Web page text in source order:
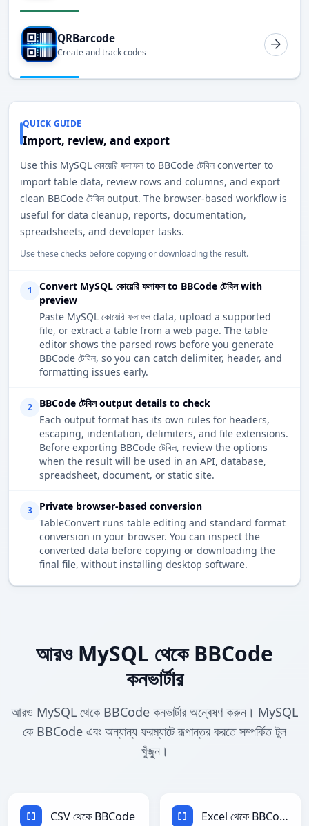
QRBarcode
Create and track codes
QUICK GUIDE
Import, review, and export
Use this MySQL কোয়েরি ফলাফল to BBCode টেবিল converter to
import table data, review rows and columns, and export
clean BBCode টেবিল output. The browser-based workflow is
useful for data cleanup, reports, documentation,
spreadsheets, and developer tasks.
Use these checks before copying or downloading the result.
1
Convert MySQL কোয়েরি ফলাফল to BBCode টেবিল with
preview
Paste MySQL কোয়েরি ফলাফল data, upload a supported
file, or extract a table from a web page. The table
editor shows the parsed rows before you generate
BBCode টেবিল, so you can catch delimiter, header, and
formatting issues early.
2
BBCode টেবিল output details to check
Each output format has its own rules for headers,
escaping, indentation, delimiters, and file extensions.
Before exporting BBCode টেবিল, review the options
when the result will be used in an API, database,
spreadsheet, document, or static site.
3
Private browser-based conversion
TableConvert runs table editing and standard format
conversion in your browser. You can inspect the
converted data before copying or downloading the
final file, without installing desktop software.
আরও MySQL থেকে BBCode
কনভার্টার
আরও MySQL থেকে BBCode কনভার্টার অন্বেষণ করুন। MySQL
কে BBCode এবং অন্যান্য ফরম্যাটে রূপান্তর করতে সম্পর্কিত টুল
খুঁজুন।
CSV থেকে BBCode Excel থেকে BBCode